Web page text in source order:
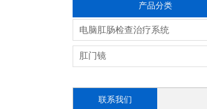
产品分类
电脑肛肠检查治疗系统
肛门镜
联系我们